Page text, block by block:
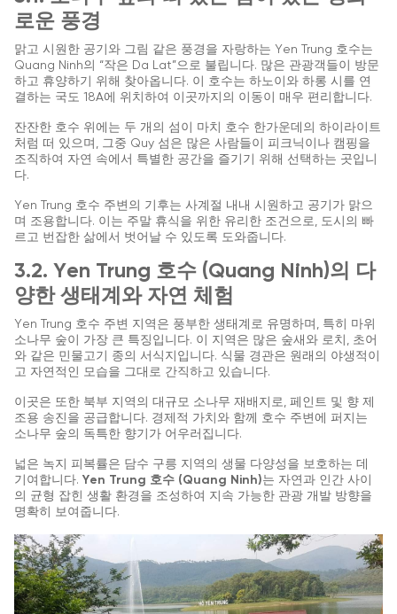
로운 풍경
맑고 시원한 공기와 그림 같은 풍경을 자랑하는 Yen Trung 호수는
Quang Ninh의 “작은 Da Lat”으로 불립니다. 많은 관광객들이 방문
하고 휴양하기 위해 찾아옵니다. 이 호수는 하노이와 하롱 시를 연
결하는 국도 18A에 위치하여 이곳까지의 이동이 매우 편리합니다.
잔잔한 호수 위에는 두 개의 섬이 마치 호수 한가운데의 하이라이트
처럼 떠 있으며, 그중 Quy 섬은 많은 사람들이 피크닉이나 캠핑을
조직하여 자연 속에서 특별한 공간을 즐기기 위해 선택하는 곳입니
다.
Yen Trung 호수 주변의 기후는 사계절 내내 시원하고 공기가 맑으
며 조용합니다. 이는 주말 휴식을 위한 유리한 조건으로, 도시의 빠
르고 번잡한 삶에서 벗어날 수 있도록 도와줍니다.
3.2. Yen Trung 호수 (Quang Ninh)의 다
양한 생태계와 자연 체험
Yen Trung 호수 주변 지역은 풍부한 생태계로 유명하며, 특히 마위
소나무 숲이 가장 큰 특징입니다. 이 지역은 많은 숲새와 로치, 초어
와 같은 민물고기 종의 서식지입니다. 식물 경관은 원래의 야생적이
고 자연적인 모습을 그대로 간직하고 있습니다.
이곳은 또한 북부 지역의 대규모 소나무 재배지로, 페인트 및 향 제
조용 송진을 공급합니다. 경제적 가치와 함께 호수 주변에 퍼지는
소나무 숲의 독특한 향기가 어우러집니다.
넓은 녹지 피복률은 담수 구릉 지역의 생물 다양성을 보호하는 데
기여합니다. Yen Trung 호수 (Quang Ninh)는 자연과 인간 사이
의 균형 잡힌 생활 환경을 조성하여 지속 가능한 관광 개발 방향을
명확히 보여줍니다.